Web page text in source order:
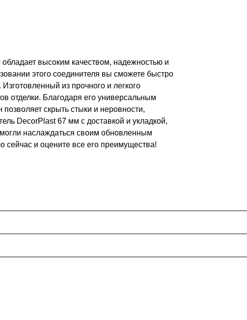
высоким качеством, надежностью и
этого соединителя вы сможете быстро
из прочного и легкого
отделки. Благодаря его универсальным
скрыть стыки и неровности,
DecorPlast 67 мм с доставкой и укладкой,
наслаждаться своим обновленным
сейчас и оцените все его преимущества!